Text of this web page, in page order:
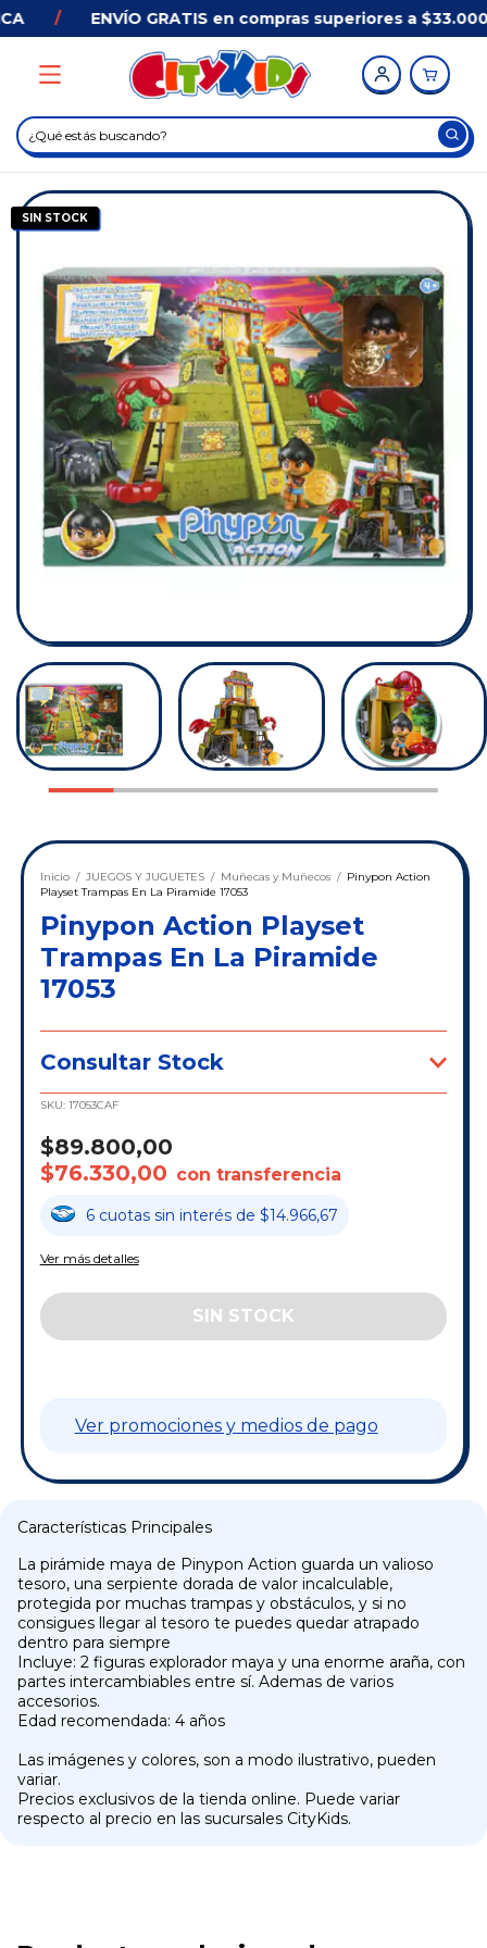
ENVÍO GRATIS en compras superiores a $33.000
SIN STOCK
Inicio / JUEGOS Y JUGUETES / Muñecas y Muñecos / Pinypon Action
Playset Trampas En La Piramide 17053
Pinypon Action Playset
Trampas En La Piramide
17053
Consultar Stock
SKU: 17053CAF
$89.800,00
$76.330,00 con transferencia
6 cuotas sin interés de $14.966,67
Ver más detalles
Ver promociones y medios de pago
Características Principales
La pirámide maya de Pinypon Action guarda un valioso
tesoro, una serpiente dorada de valor incalculable,
protegida por muchas trampas y obstáculos, y si no
consigues llegar al tesoro te puedes quedar atrapado
dentro para siempre
Incluye: 2 figuras explorador maya y una enorme araña, con
partes intercambiables entre sí. Ademas de varios
accesorios.
Edad recomendada: 4 años
Las imágenes y colores, son a modo ilustrativo, pueden
variar.
Precios exclusivos de la tienda online. Puede variar
respecto al precio en las sucursales CityKids.